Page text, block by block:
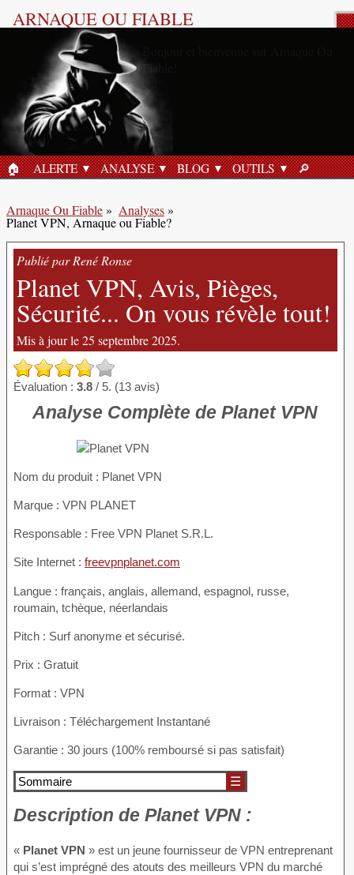
ARNAQUE OU FIABLE
ACCUEIL
🏠︎ ALERTE ANALYSE BLOG OUTILS 🔎︎
Arnaque Ou Fiable» Analyses»
Planet VPN, Arnaque ou Fiable?
Publié par René Ronse
Planet VPN, Avis, Pièges,
Sécurité... On vous révèle tout!
Mis à jour le 25 septembre 2025.
Évaluation : 3.8 / 5. (13 avis)
Analyse Complète de Planet VPN
Nom du produit : Planet VPN
Marque : VPN PLANET
Responsable : Free VPN Planet S.R.L.
Site Internet : freevpnplanet.com
Langue : français, anglais, allemand, espagnol, russe,
roumain, tchèque, néerlandais
Pitch : Surf anonyme et sécurisé.
Prix : Gratuit
Format : VPN
Livraison : Téléchargement Instantané
Garantie : 30 jours (100% remboursé si pas satisfait)
Sommaire ☰
Description de Planet VPN :
« Planet VPN » est un jeune fournisseur de VPN entreprenant
qui s’est imprégné des atouts des meilleurs VPN du marché